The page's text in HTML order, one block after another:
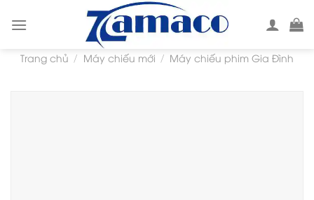
Trang chủ / Máy chiếu mới / Máy chiếu phim Gia Đình